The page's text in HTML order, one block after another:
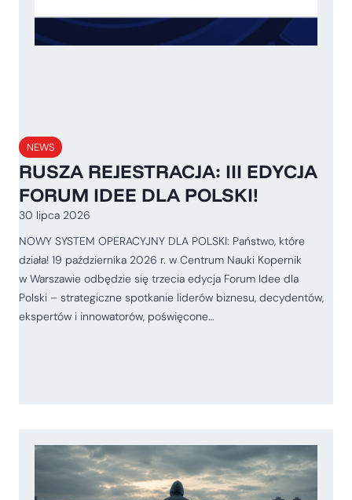
NEWS
RUSZA REJESTRACJA: III EDYCJA
FORUM IDEE DLA POLSKI!
30 lipca 2026
NOWY SYSTEM OPERACYJNY DLA POLSKI: Państwo, które
działa! 19 października 2026 r. w Centrum Nauki Kopernik
w Warszawie odbędzie się trzecia edycja Forum Idee dla
Polski – strategiczne spotkanie liderów biznesu, decydentów,
ekspertów i innowatorów, poświęcone…